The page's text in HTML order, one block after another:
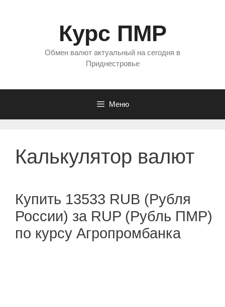
Курс ПМР
Обмен валют актуальный на сегодня в
Приднестровье
Меню
Калькулятор валют
Купить 13533 RUB (Рубля
России) за RUP (Рубль ПМР)
по курсу Агропромбанка